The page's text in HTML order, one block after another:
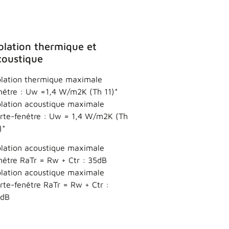
thermique et
thermique maximale
: Uw =1,4 W/m2K (Th 11)*
acoustique maximale
fenêtre : Uw = 1,4 W/m2K (Th
acoustique maximale
RaTr = Rw + Ctr : 35dB
acoustique maximale
fenêtre RaTr = Rw + Ctr :